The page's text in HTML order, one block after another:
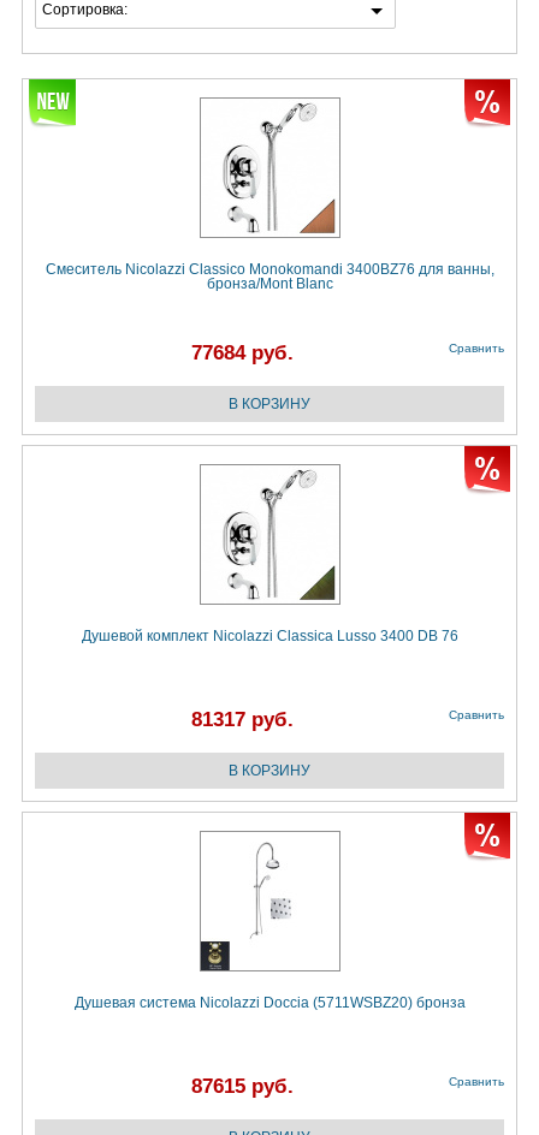
Сортировка:
Смеситель Nicolazzi Classico Monokomandi 3400BZ76 для ванны,
бронза/Mont Blanc
77684 руб. Сравнить
Душевой комплект Nicolazzi Classica Lusso 3400 DB 76
81317 руб. Сравнить
Душевая система Nicolazzi Doccia (5711WSBZ20) бронза
87615 руб. Сравнить